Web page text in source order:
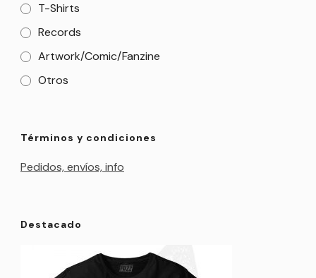
T-Shirts
Records
Artwork/Comic/Fanzine
Otros
Términos y condiciones
Pedidos, envíos, info
Destacado